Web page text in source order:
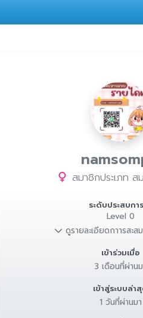
สมาชิกประเภท ส
ระดับประสบก
Level 0
ดูรายละเอียดกาารสะ
เข้าร่วมเมื่อ
3 เดือนที่ผ่าน
เข้าสู่ระบบล่า
1 วันที่ผ่านมา